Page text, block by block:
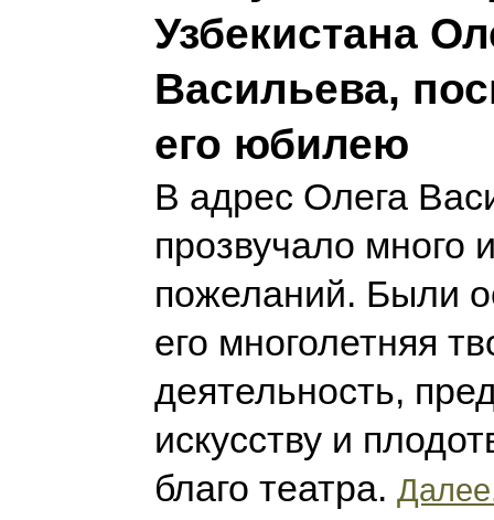
Узбекистана
Васильева,
его юбилею
В адрес Олега
прозвучало много
пожеланий. Были
его многолетняя
деятельность,
искусству и
благо театра.